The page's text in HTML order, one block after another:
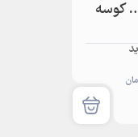
روز بد نبیند5… کوسه